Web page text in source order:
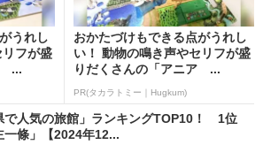
うれし
フが盛
...
おかたづけもできる点がうれし
い！ 動物の鳴き声やセリフが盛
りだくさんの「アニア ...
PR(タカラトミー｜Hugkum)
で人気の旅館」ランキングTOP10！ 1位
一條」【2024年12...